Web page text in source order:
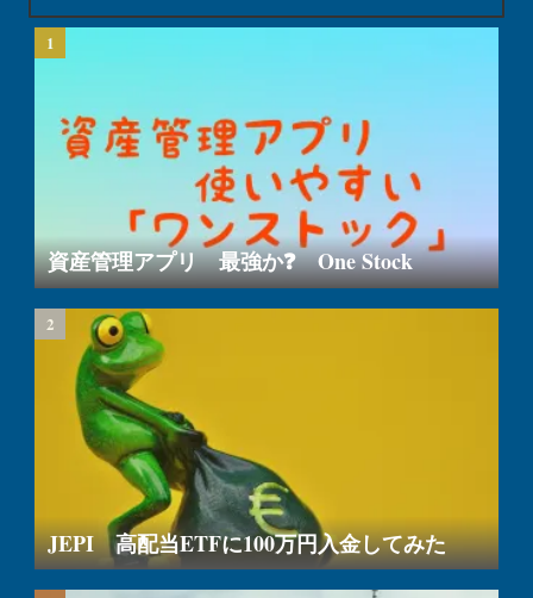
資産管理アプリ 最強か❓ One Stock
JEPI 高配当ETFに100万円入金してみた